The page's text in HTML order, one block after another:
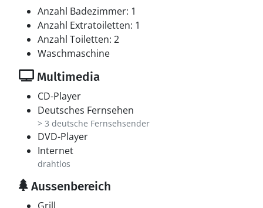
Anzahl Badezimmer: 1
Anzahl Extratoiletten: 1
Anzahl Toiletten: 2
Waschmaschine
Multimedia
CD-Player
Deutsches Fernsehen
> 3 deutsche Fernsehsender
DVD-Player
Internet
drahtlos
Aussenbereich